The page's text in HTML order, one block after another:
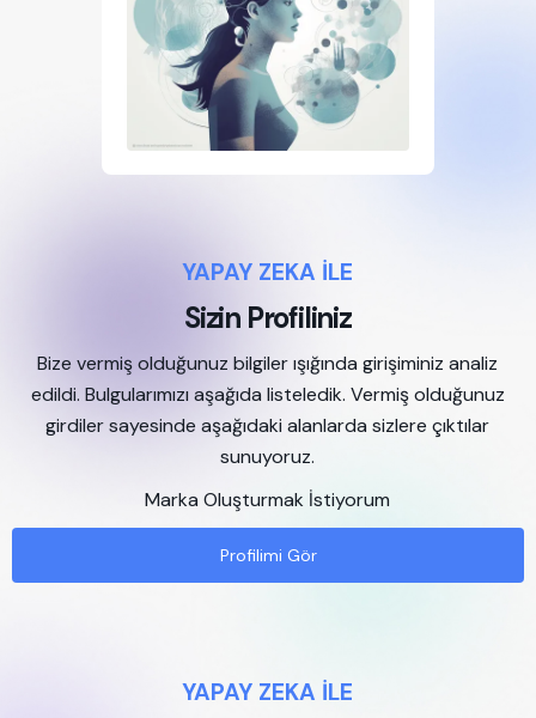
YAPAY ZEKA İLE
Sizin Profiliniz
Bize vermiş olduğunuz bilgiler ışığında girişiminiz analiz
edildi. Bulgularımızı aşağıda listeledik. Vermiş olduğunuz
girdiler sayesinde aşağıdaki alanlarda sizlere çıktılar
sunuyoruz.
Marka Oluşturmak İstiyorum
Profilimi Gör
YAPAY ZEKA İLE